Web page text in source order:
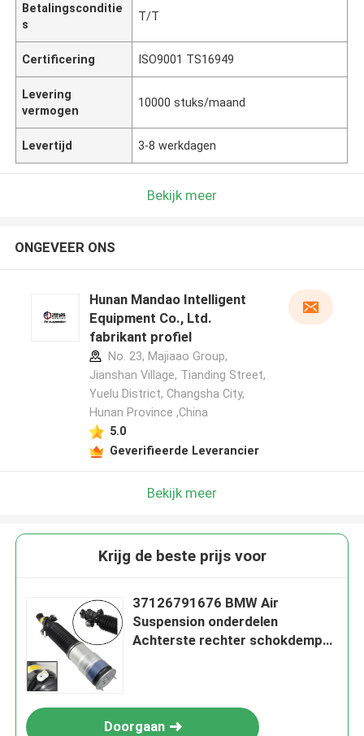
Betalingsconditie
s
T/T
Certificering ISO9001 TS16949
Levering
vermogen
10000 stuks/maand
Levertijd 3-8 werkdagen
Bekijk meer
ONGEVEER ONS
Hunan Mandao Intelligent
Equipment Co., Ltd.
fabrikant profiel
No. 23, Majiaao Group,
Jianshan Village, Tianding Street,
Yuelu District, Changsha City,
Hunan Province ,China
5.0
Geverifieerde Leverancier
Bekijk meer
Krijg de beste prijs voor
37126791676 BMW Air
Suspension onderdelen
Achterste rechter schokdemper
Doorgaan